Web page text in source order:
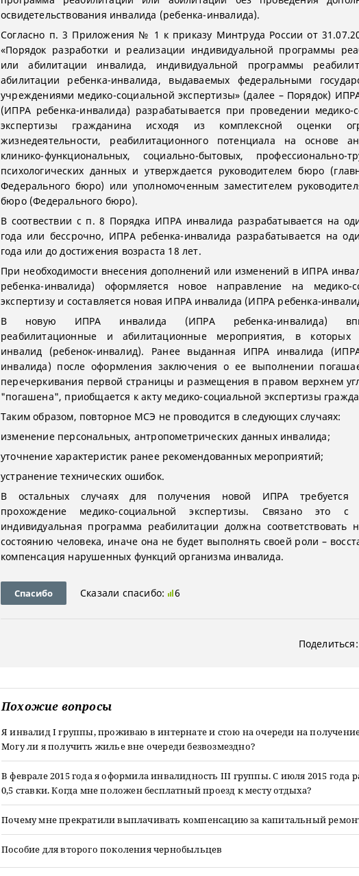
освидетельствования инвалида (ребенка-инвалида).
Согласно п. 3 Приложения № 1 к приказу Минтруда России от
«Порядок разработки и реализации индивидуальной программы
или абилитации инвалида, индивидуальной программы
абилитации ребенка-инвалида, выдаваемых федеральными
учреждениями медико-социальной экспертизы» (далее – Порядок)
(ИПРА ребенка-инвалида) разрабатывается при проведении медико-
экспертизы гражданина исходя из комплексной оценки
жизнедеятельности, реабилитационного потенциала на основе
клинико-функциональных, социально-бытовых, профессионально-
психологических данных и утверждается руководителем бюро
Федерального бюро) или уполномоченным заместителем
бюро (Федерального бюро).
В соотвествии с п. 8 Порядка ИПРА инвалида разрабатывается на
года или бессрочно, ИПРА ребенка-инвалида разрабатывается на
года или до достижения возраста 18 лет.
При необходимости внесения дополнений или изменений в ИПРА
ребенка-инвалида) оформляется новое направление на медико-
экспертизу и составляется новая ИПРА инвалида (ИПРА ребенка-
В новую ИПРА инвалида (ИПРА ребенка-инвалида)
реабилитационные и абилитационные мероприятия, в которых
инвалид (ребенок-инвалид). Ранее выданная ИПРА инвалида
инвалида) после оформления заключения о ее выполнении
перечеркивания первой страницы и размещения в правом верхнем
"погашена", приобщается к акту медико-социальной экспертизы
Таким образом, повторное МСЭ не проводится в следующих случаях:
изменение персональных, антропометрических данных инвалида;
уточнение характеристик ранее рекомендованных мероприятий;
устранение технических ошибок.
В остальных случаях для получения новой ИПРА требуется
прохождение медико-социальной экспертизы. Связано это
индивидуальная программа реабилитации должна соответствовать
состоянию человека, иначе она не будет выполнять своей роли –
компенсация нарушенных функций организма инвалида.
Спасибо Сказали спасибо: 6
Поделиться:
Похожие вопросы
Я инвалид I группы, проживаю в интернате и стою на очереди на
Могу ли я получить жилье вне очереди безвозмездно?
В феврале 2015 года я оформила инвалидность III группы. С июля 2015 года
0,5 ставки. Когда мне положен бесплатный проезд к месту отдыха?
Почему мне прекратили выплачивать компенсацию за капитальный
Пособие для второго поколения чернобыльцев